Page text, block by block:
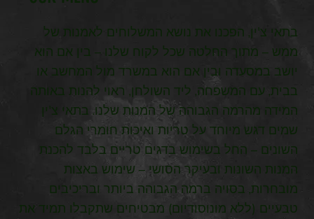
בתאי צ'ין, הפכנו את נושא המשלוחים לאמנות של
ממש – מתוך החלטה שכל לקוח שלנו – בין אם הוא
יושב במסעדה ובין אם הוא במשרד מול המחשב או
בבית, עם המשפחה, ליד השולחן, ראוי להנות באותה
המידה מהרמה הגבוהה של המנות שלנו. בתאי צ'ין
שמים דגש מיוחד על טריות ואיכות חומרי הגלם
השונים – החל בשימוש בדגים טריים בלבד להכנת
המנות השונות ובעיקר הסושי – שימוש באצות
מובחרות, בסויה ברמה הגבוהה ביותר ובריכיבים
טבעיים (ללא מונוסודיום) מבטיחים שתקבלו תמיד את